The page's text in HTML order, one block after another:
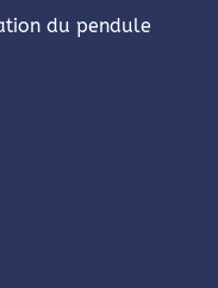
du pendule